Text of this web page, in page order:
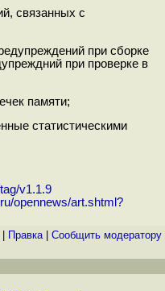
связанных с
при сборке
при проверке в
памяти;
статистическими
v1.1.9
opennews/art.shtml?
Правка| Cообщить модератору